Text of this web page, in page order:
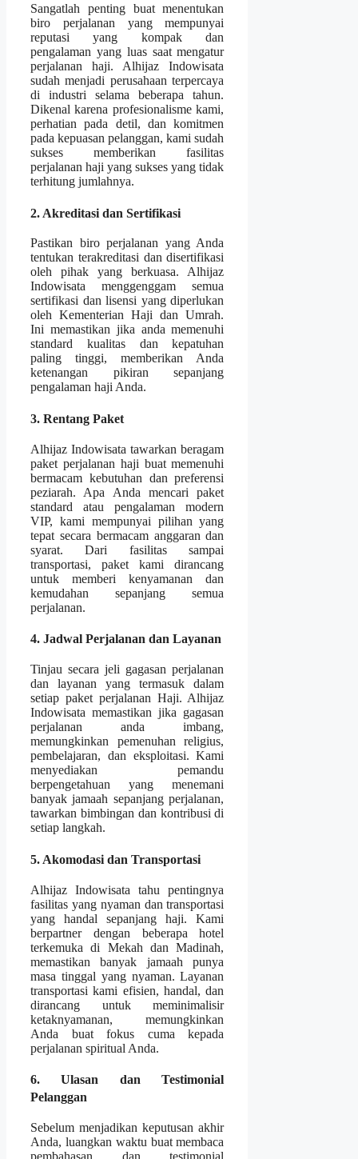
Sangatlah penting buat menentukan
biro perjalanan yang mempunyai
reputasi yang kompak dan
pengalaman yang luas saat mengatur
perjalanan haji. Alhijaz Indowisata
sudah menjadi perusahaan terpercaya
di industri selama beberapa tahun.
Dikenal karena profesionalisme kami,
perhatian pada detil, dan komitmen
pada kepuasan pelanggan, kami sudah
sukses memberikan fasilitas
perjalanan haji yang sukses yang tidak
terhitung jumlahnya.
2. Akreditasi dan Sertifikasi
Pastikan biro perjalanan yang Anda
tentukan terakreditasi dan disertifikasi
oleh pihak yang berkuasa. Alhijaz
Indowisata menggenggam semua
sertifikasi dan lisensi yang diperlukan
oleh Kementerian Haji dan Umrah.
Ini memastikan jika anda memenuhi
standard kualitas dan kepatuhan
paling tinggi, memberikan Anda
ketenangan pikiran sepanjang
pengalaman haji Anda.
3. Rentang Paket
Alhijaz Indowisata tawarkan beragam
paket perjalanan haji buat memenuhi
bermacam kebutuhan dan preferensi
peziarah. Apa Anda mencari paket
standard atau pengalaman modern
VIP, kami mempunyai pilihan yang
tepat secara bermacam anggaran dan
syarat. Dari fasilitas sampai
transportasi, paket kami dirancang
untuk memberi kenyamanan dan
kemudahan sepanjang semua
perjalanan.
4. Jadwal Perjalanan dan Layanan
Tinjau secara jeli gagasan perjalanan
dan layanan yang termasuk dalam
setiap paket perjalanan Haji. Alhijaz
Indowisata memastikan jika gagasan
perjalanan anda imbang,
memungkinkan pemenuhan religius,
pembelajaran, dan eksploitasi. Kami
menyediakan pemandu
berpengetahuan yang menemani
banyak jamaah sepanjang perjalanan,
tawarkan bimbingan dan kontribusi di
setiap langkah.
5. Akomodasi dan Transportasi
Alhijaz Indowisata tahu pentingnya
fasilitas yang nyaman dan transportasi
yang handal sepanjang haji. Kami
berpartner dengan beberapa hotel
terkemuka di Mekah dan Madinah,
memastikan banyak jamaah punya
masa tinggal yang nyaman. Layanan
transportasi kami efisien, handal, dan
dirancang untuk meminimalisir
ketaknyamanan, memungkinkan
Anda buat fokus cuma kepada
perjalanan spiritual Anda.
6. Ulasan dan Testimonial
Pelanggan
Sebelum menjadikan keputusan akhir
Anda, luangkan waktu buat membaca
pembahasan dan testimonial